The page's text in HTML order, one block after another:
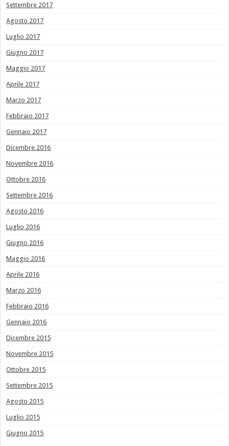
Settembre 2017
Agosto 2017
Luglio 2017
Giugno 2017
Maggio 2017
Aprile 2017
Marzo 2017
Febbraio 2017
Gennaio 2017
Dicembre 2016
Novembre 2016
Ottobre 2016
Settembre 2016
Agosto 2016
Luglio 2016
Giugno 2016
Maggio 2016
Aprile 2016
Marzo 2016
Febbraio 2016
Gennaio 2016
Dicembre 2015
Novembre 2015
Ottobre 2015
Settembre 2015
Agosto 2015
Luglio 2015
Giugno 2015